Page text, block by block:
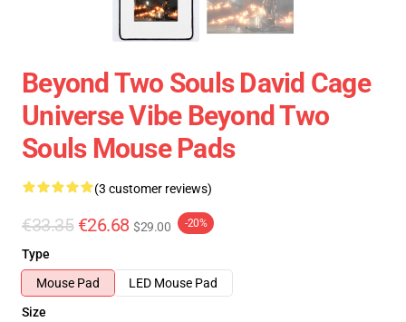
Beyond Two Souls David Cage
Universe Vibe Beyond Two
Souls Mouse Pads
(3 customer reviews)
€33.35 €26.68 $29.00 -20%
Type
Mouse Pad
LED Mouse Pad
Size